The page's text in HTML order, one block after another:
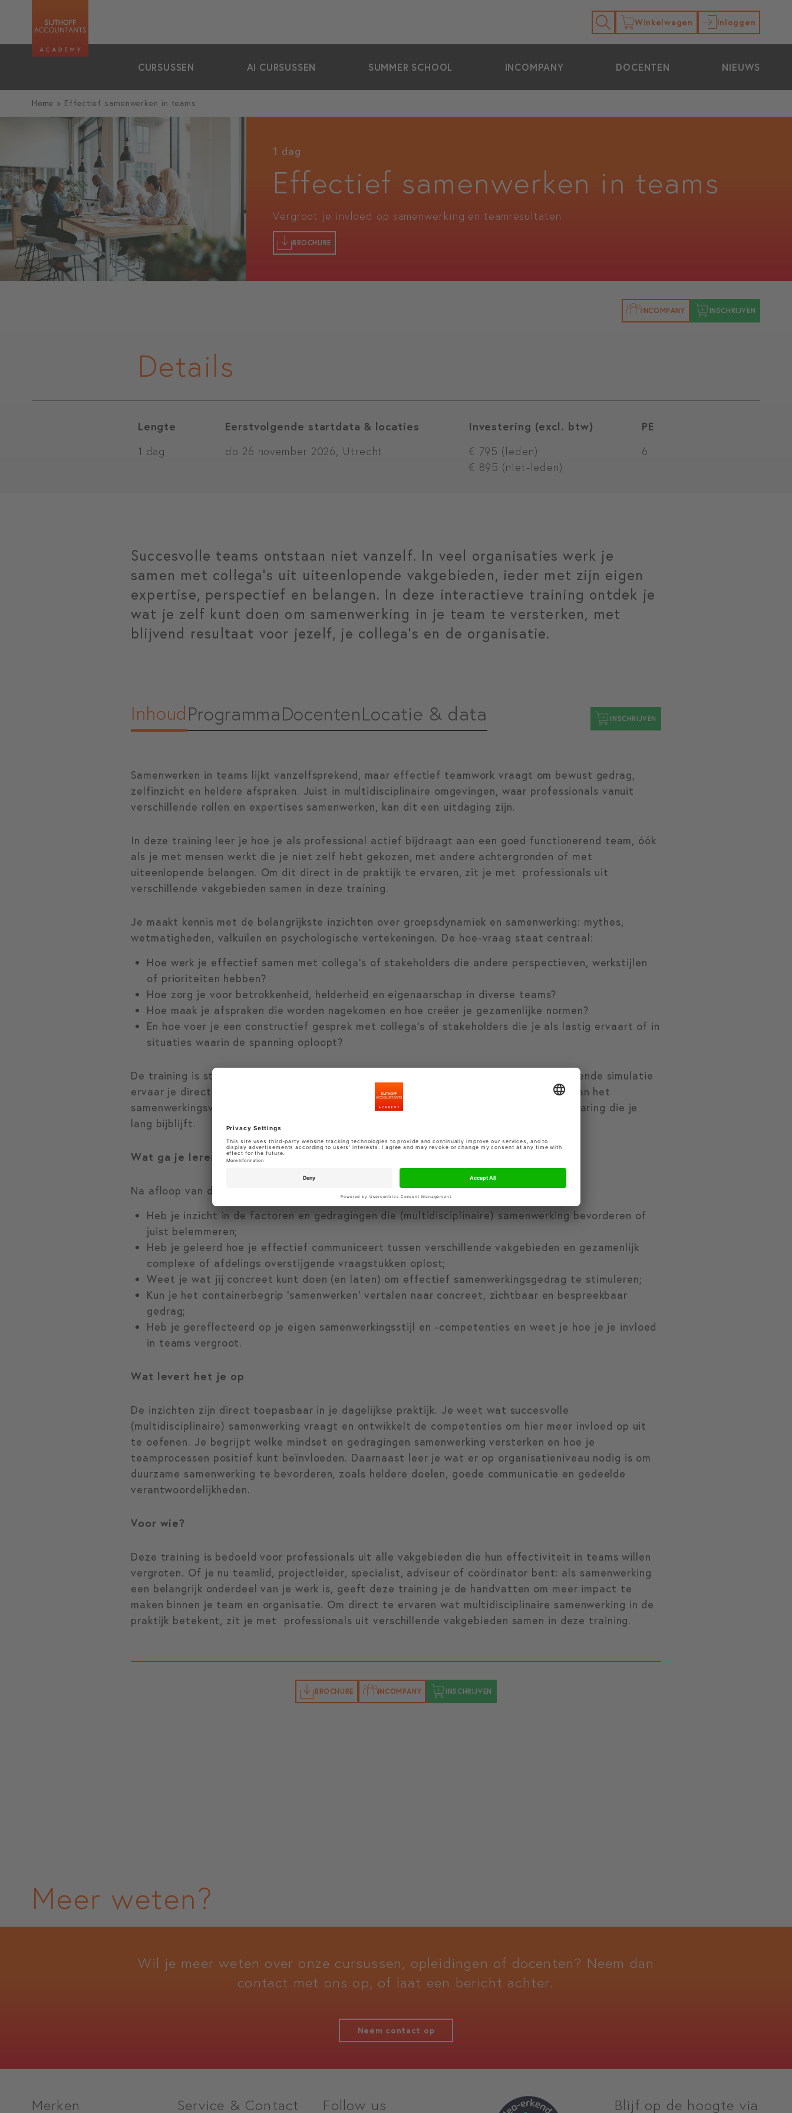
Winkelwagen Inloggen
CURSUSSEN AI CURSUSSEN SUMMER SCHOOL INCOMPANY DOCENTEN NIEUWS
Home » Effectief samenwerken in teams
1 dag
Effectief samenwerken in teams
Vergroot je invloed op samenwerking en teamresultaten
BROCHURE
INCOMPANY INSCHRIJVEN
Details
Lengte
1 dag
Eerstvolgende startdata & locaties
do 26 november 2026, Utrecht
Investering (excl. btw)
€ 795 (leden)
€ 895 (niet-leden)
PE
6
Succesvolle teams ontstaan niet vanzelf. In veel organisaties werk je
samen met collega’s uit uiteenlopende vakgebieden, ieder met zijn eigen
expertise, perspectief en belangen. In deze interactieve training ontdek je
wat je zelf kunt doen om samenwerking in je team te versterken, met
blijvend resultaat voor jezelf, je collega’s en de organisatie.
InhoudProgrammaDocentenLocatie & data INSCHRIJVEN
Samenwerken in teams lijkt vanzelfsprekend, maar effectief teamwork vraagt om bewust gedrag,
zelfinzicht en heldere afspraken. Juist in multidisciplinaire omgevingen, waar professionals vanuit
verschillende rollen en expertises samenwerken, kan dit een uitdaging zijn.
In deze training leer je hoe je als professional actief bijdraagt aan een goed functionerend team, óók
als je met mensen werkt die je niet zelf hebt gekozen, met andere achtergronden of met
uiteenlopende belangen. Om dit direct in de praktijk te ervaren, zit je met professionals uit
verschillende vakgebieden samen in deze training.
Je maakt kennis met de belangrijkste inzichten over groepsdynamiek en samenwerking: mythes,
wetmatigheden, valkuilen en psychologische vertekeningen. De hoe-vraag staat centraal:
Hoe werk je effectief samen met collega’s of stakeholders die andere perspectieven, werkstijlen
of prioriteiten hebben?
Hoe zorg je voor betrokkenheid, helderheid en eigenaarschap in diverse teams?
Hoe maak je afspraken die worden nagekomen en hoe creëer je gezamenlijke normen?
En hoe voer je een constructief gesprek met collega’s of stakeholders die je als lastig ervaart of in
situaties waarin de spanning oploopt?
De training is sterk praktijkgericht. Door middel van reflectie, interactie en een afsluitende simulatie
ervaar je direct wat effectief samenwerken betekent. Deze simulatie maakt de kern van het
samenwerkingsvraagstuk op een krachtige manier inzichtelijk en zorgt voor een leerervaring die je
lang bijblijft.
Wat ga je leren
Na afloop van de training:
Heb je inzicht in de factoren en gedragingen die (multidisciplinaire) samenwerking bevorderen of
juist belemmeren;
Heb je geleerd hoe je effectief communiceert tussen verschillende vakgebieden en gezamenlijk
complexe of afdelings overstijgende vraagstukken oplost;
Weet je wat jij concreet kunt doen (en laten) om effectief samenwerkingsgedrag te stimuleren;
Kun je het containerbegrip ‘samenwerken’ vertalen naar concreet, zichtbaar en bespreekbaar
gedrag;
Heb je gereflecteerd op je eigen samenwerkingsstijl en -competenties en weet je hoe je je invloed
in teams vergroot.
Wat levert het je op
De inzichten zijn direct toepasbaar in je dagelijkse praktijk. Je weet wat succesvolle
(multidisciplinaire) samenwerking vraagt en ontwikkelt de competenties om hier meer invloed op uit
te oefenen. Je begrijpt welke mindset en gedragingen samenwerking versterken en hoe je
teamprocessen positief kunt beïnvloeden. Daarnaast leer je wat er op organisatieniveau nodig is om
duurzame samenwerking te bevorderen, zoals heldere doelen, goede communicatie en gedeelde
verantwoordelijkheden.
Voor wie?
Deze training is bedoeld voor professionals uit alle vakgebieden die hun effectiviteit in teams willen
vergroten. Of je nu teamlid, projectleider, specialist, adviseur of coördinator bent: als samenwerking
een belangrijk onderdeel van je werk is, geeft deze training je de handvatten om meer impact te
maken binnen je team en organisatie. Om direct te ervaren wat multidisciplinaire samenwerking in de
praktijk betekent, zit je met professionals uit verschillende vakgebieden samen in deze training.
BROCHURE INCOMPANY INSCHRIJVEN
Meer weten?
Wil je meer weten over onze cursussen, opleidingen of docenten? Neem dan
contact met ons op, of laat een bericht achter.
Neem contact op
Merken Service & Contact Follow us Blijf op de hoogte via